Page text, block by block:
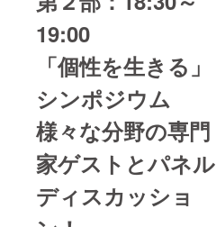
19:00
「個性を生きる」
シンポジウム
様々な分野の専門
家ゲストとパネル
ディスカッショ